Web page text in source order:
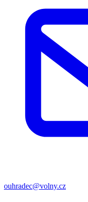
ouhradec@volny.cz